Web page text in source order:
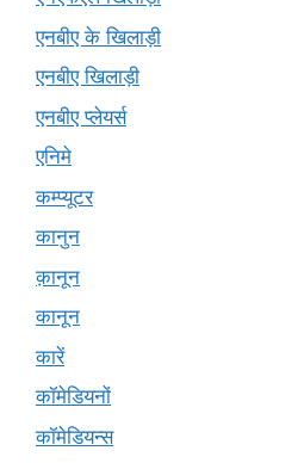
एनबीए के खिलाड़ी
एनबीए खिलाड़ी
एनबीए प्लेयर्स
एनिमे
कम्प्यूटर
कानुन
क़ानून
कानून
कारें
कॉमेडियनों
कॉमेडियन्स